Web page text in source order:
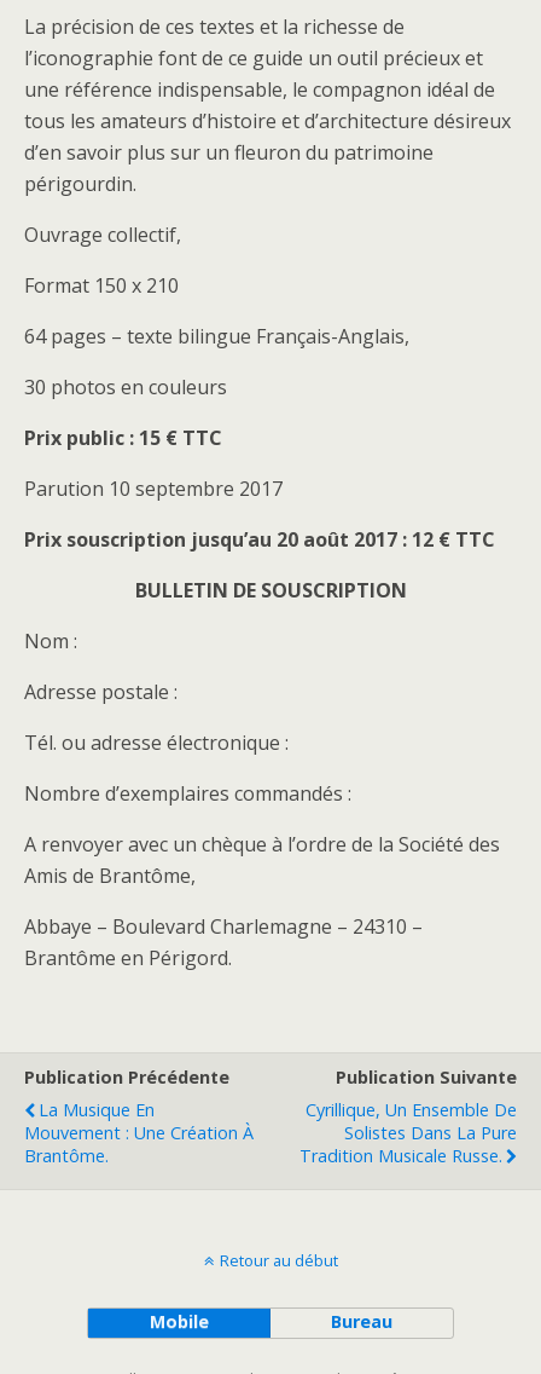
La précision de ces textes et la richesse de
l’iconographie font de ce guide un outil précieux et
une référence indispensable, le compagnon idéal de
tous les amateurs d’histoire et d’architecture désireux
d’en savoir plus sur un fleuron du patrimoine
périgourdin.
Ouvrage collectif,
Format 150 x 210
64 pages – texte bilingue Français-Anglais,
30 photos en couleurs
Prix public : 15 € TTC
Parution 10 septembre 2017
Prix souscription jusqu’au 20 août 2017 : 12 € TTC
BULLETIN DE SOUSCRIPTION
Nom :
Adresse postale :
Tél. ou adresse électronique :
Nombre d’exemplaires commandés :
A renvoyer avec un chèque à l’ordre de la Société des
Amis de Brantôme,
Abbaye – Boulevard Charlemagne – 24310 –
Brantôme en Périgord.
Publication Précédente
La Musique En
Mouvement : Une Création À
Brantôme.
Publication Suivante
Cyrillique, Un Ensemble De
Solistes Dans La Pure
Tradition Musicale Russe.
Retour au début
Mobile Bureau